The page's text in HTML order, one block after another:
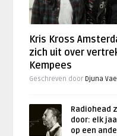
Kris Kross
zich uit over
Kempees
Geschreven door Djuna
Radiohead
door: elk
op een